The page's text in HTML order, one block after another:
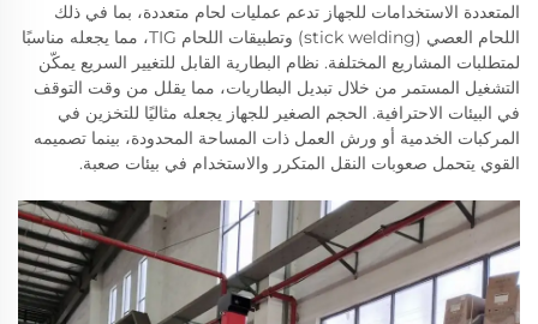
المتعددة الاستخدامات للجهاز تدعم عمليات لحام متعددة، بما في ذلك
اللحام العصي (stick welding) وتطبيقات اللحام TIG، مما يجعله مناسبًا
لمتطلبات المشاريع المختلفة. نظام البطارية القابل للتغيير السريع يمكّن
التشغيل المستمر من خلال تبديل البطاريات، مما يقلل من وقت التوقف
في البيئات الاحترافية. الحجم الصغير للجهاز يجعله مثاليًا للتخزين في
المركبات الخدمية أو ورش العمل ذات المساحة المحدودة، بينما تصميمه
القوي يتحمل صعوبات النقل المتكرر والاستخدام في بيئات صعبة.